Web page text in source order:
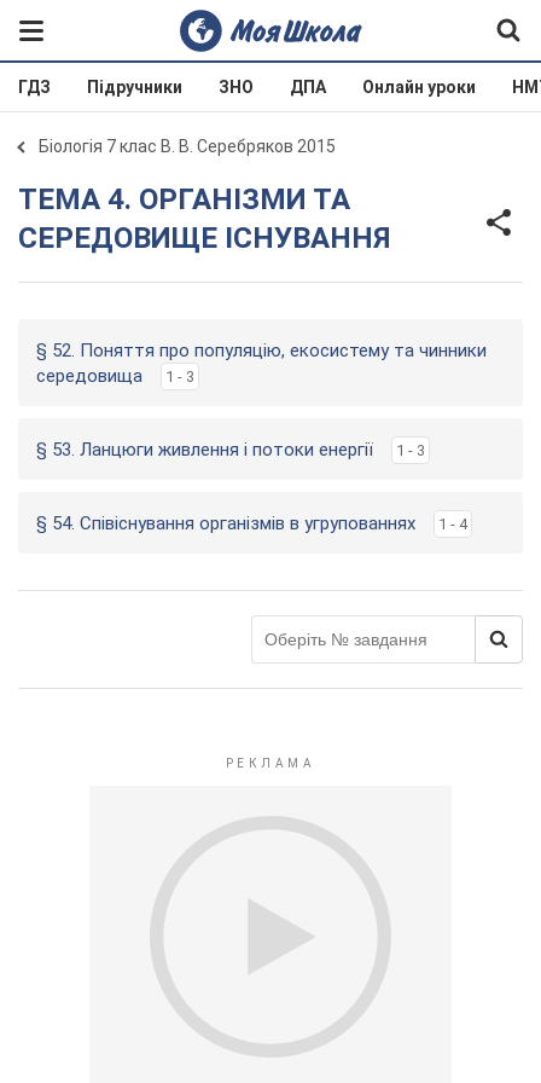
ГДЗ Підручники ЗНО ДПА Онлайн уроки
Біологія 7 клас В. В. Серебряков 2015
ТЕМА 4. ОРГАНІЗМИ ТА
СЕРЕДОВИЩЕ ІСНУВАННЯ
§ 52. Поняття про популяцію, екосистему та чинники
середовища
1 - 3
§ 53. Ланцюги живлення і потоки енергії 1 - 3
§ 54. Співіснування організмів в угрупованнях 1 - 4